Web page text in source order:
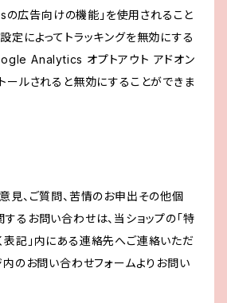
広告向けの機能」を使用されること
定によってトラッキングを無効にする
Analytics オプトアウト アドオン
ールされると無効にすることができま
見、ご質問、苦情のお申出その他個
るお問い合わせは、当ショップの「特
記」内にある連絡先へご連絡いただ
内のお問い合わせフォームよりお問い